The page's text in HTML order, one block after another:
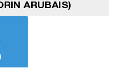
ARUBAIS)